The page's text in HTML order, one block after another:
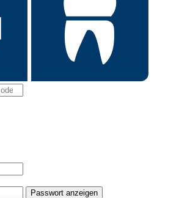
Passwort anzeigen